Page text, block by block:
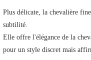
Plus délicate, la chevalière
subtilité.
Elle offre l'élégance de la
pour un style discret mais